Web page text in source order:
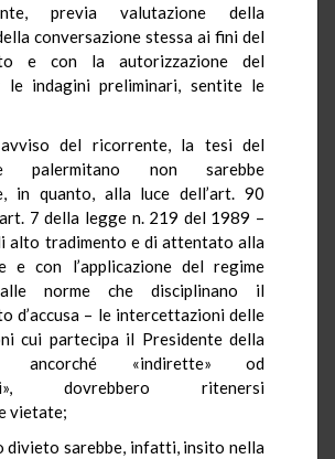
previa valutazione della
conversazione stessa ai fini del
e con la autorizzazione del
le indagini preliminari, sentite le
del ricorrente, la tesi del
palermitano non sarebbe
in quanto, alla luce dell’art. 90
7 della legge n. 219 del 1989 –
alto tradimento e di attentato alla
e con l’applicazione del regime
norme che disciplinano il
d’accusa – le intercettazioni delle
cui partecipa il Presidente della
ancorché «indirette» od
dovrebbero ritenersi
vietate;
divieto sarebbe, infatti, insito nella